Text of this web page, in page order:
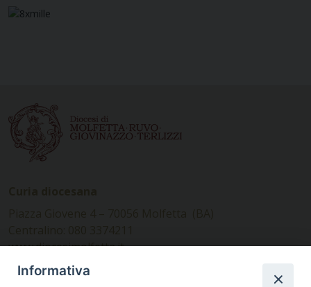
www.diocesimolfetta.it –
diocesimolfetta@pec.chiesacattolica.it
Informativa